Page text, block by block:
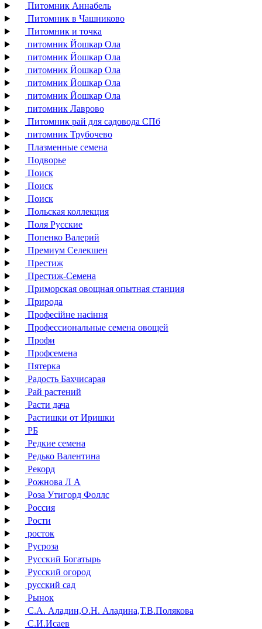
Питомник Аннабель
Питомник в Чашниково
Питомник и точка
питомник Йошкар Ола
питомник Йошкар Ола
питомник Йошкар Ола
питомник Йошкар Ола
питомник Йошкар Ола
питомник Лаврово
Питомник рай для садовода СПб
питомник Трубочево
Плазменные семена
Подворье
Поиск
Поиск
Поиск
Польская коллекция
Поля Русские
Попенко Валерий
Премиум Селекшен
Престиж
Престиж-Семена
Приморская овощная опытная станция
Природа
Професійне насіння
Профессиональные семена овощей
Профи
Профсемена
Пятерка
Радость Бахчисарая
Рай растений
Расти дача
Растишки от Иришки
РБ
Редкие семена
Редько Валентина
Рекорд
Рожнова Л А
Роза Утигорд Фоллс
Россия
Рости
росток
Русроза
Русский Богатырь
Русский огород
русский сад
Рынок
С.А. Аладин,О.Н. Аладина,Т.В.Полякова
С.И.Исаев